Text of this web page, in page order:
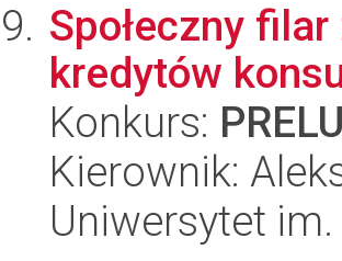
Społeczny
kredytów
Konkurs:
Kierownik:
Uniwersytet